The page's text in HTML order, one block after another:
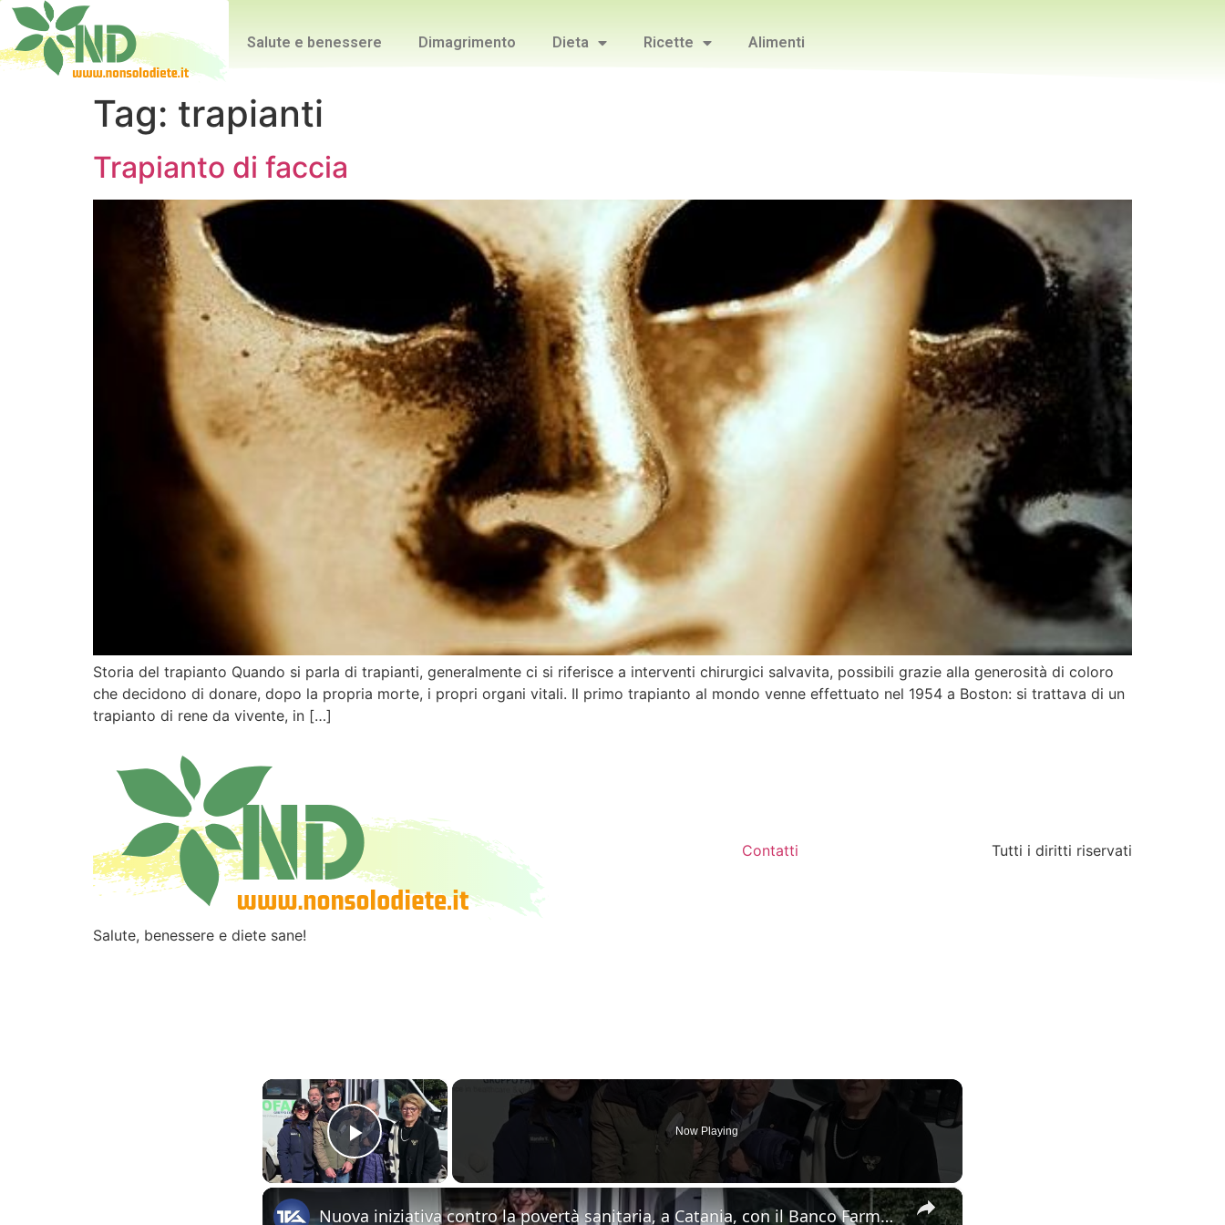
Salute e benessere Dimagrimento Dieta Ricette Alimenti
Tag: trapianti
Trapianto di faccia
Storia del trapianto Quando si parla di trapianti, generalmente ci si riferisce a interventi chirurgici salvavita, possibili grazie alla generosità di coloro
che decidono di donare, dopo la propria morte, i propri organi vitali. Il primo trapianto al mondo venne effettuato nel 1954 a Boston: si trattava di un
trapianto di rene da vivente, in […]
Salute, benessere e diete sane!
Contatti Tutti i diritti riservati
×
Play Video
Now Playing
×
Nuova iniziativa contro la povertà sanitaria, a Catania, con il Banco Farmaceutico.